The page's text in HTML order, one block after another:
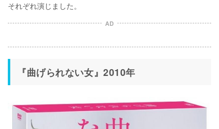
それぞれ演じました。
AD
『曲げられない女』2010年